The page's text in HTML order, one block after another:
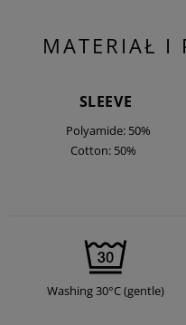
MATERIAŁ I
SLEEVE
Polyamide: 50%
Cotton: 50%
Washing 30°C (gentle)